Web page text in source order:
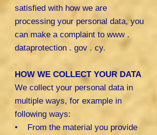
satisfied with how we are
processing your personal data, you
can make a complaint to www .
dataprotection . gov . cy.
HOW WE COLLECT YOUR DATA
We collect your personal data in
multiple ways, for example in
following ways:
• From the material you provide